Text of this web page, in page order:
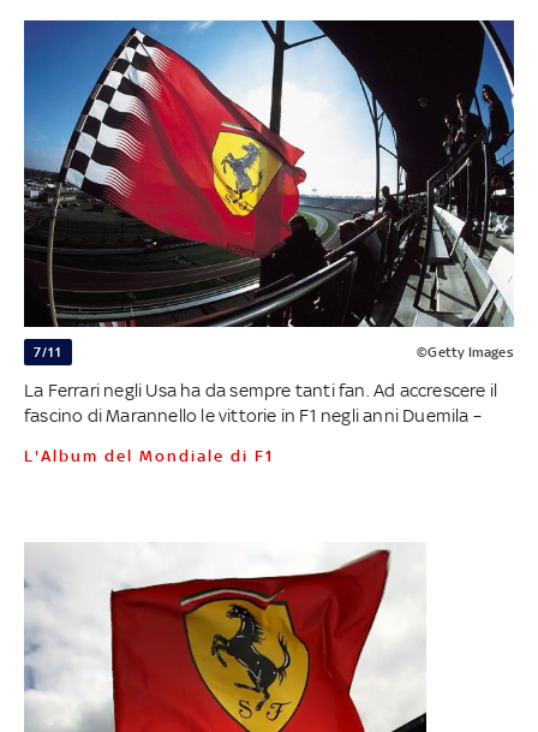
7/11 ©Getty Images
La Ferrari negli Usa ha da sempre tanti fan. Ad accrescere il
fascino di Marannello le vittorie in F1 negli anni Duemila –
L'Album del Mondiale di F1